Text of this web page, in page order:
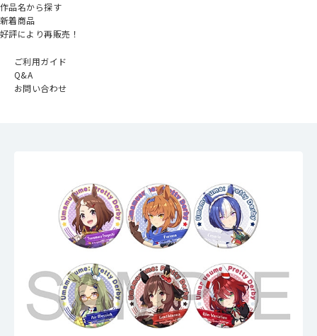
作品名から探す
新着商品
好評により再販売！
ご利用ガイド
Q&A
お問い合わせ